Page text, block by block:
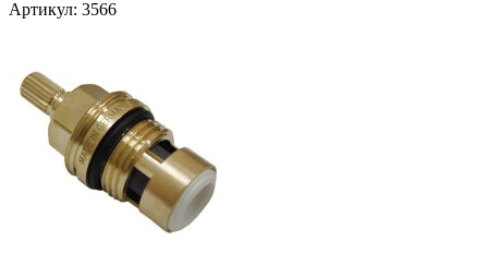
Артикул: 3566